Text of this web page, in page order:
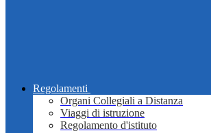
Regolamenti
Organi Collegiali a Distanza
Viaggi di istruzione
Regolamento d'istituto